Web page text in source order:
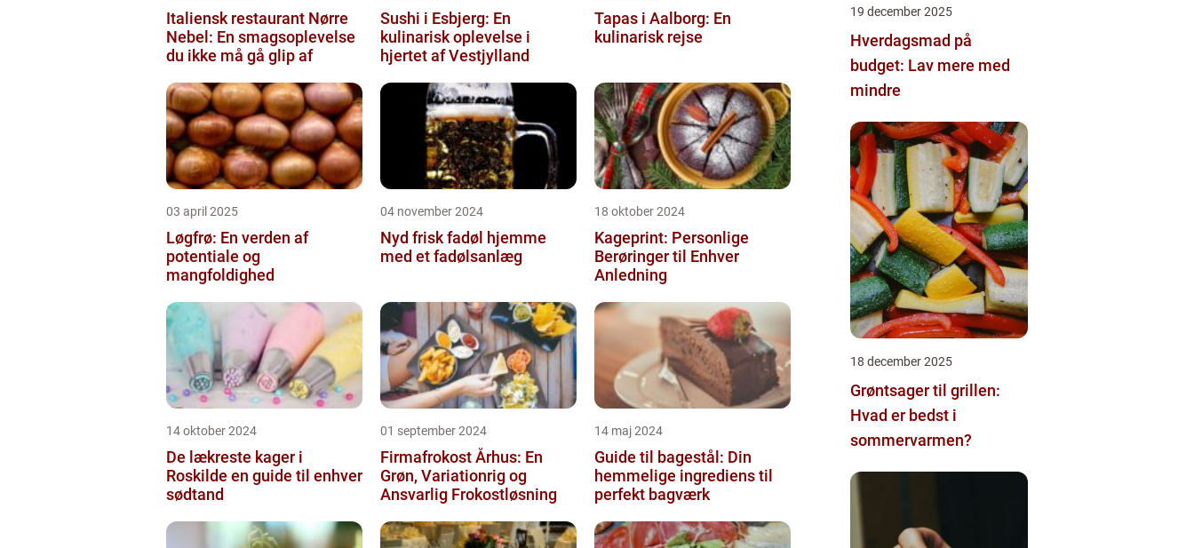
Italiensk restaurant Nørre
Nebel: En smagsoplevelse
du ikke må gå glip af
Sushi i Esbjerg: En
kulinarisk oplevelse i
hjertet af Vestjylland
Tapas i Aalborg: En
kulinarisk rejse
03 april 2025
Løgfrø: En verden af
potentiale og
mangfoldighed
04 november 2024
Nyd frisk fadøl hjemme
med et fadølsanlæg
18 oktober 2024
Kageprint: Personlige
Berøringer til Enhver
Anledning
14 oktober 2024
De lækreste kager i
Roskilde en guide til enhver
sødtand
01 september 2024
Firmafrokost Århus: En
Grøn, Variationrig og
Ansvarlig Frokostløsning
14 maj 2024
Guide til bagestål: Din
hemmelige ingrediens til
perfekt bagværk
19 december 2025
Hverdagsmad på
budget: Lav mere med
mindre
18 december 2025
Grøntsager til grillen:
Hvad er bedst i
sommervarmen?